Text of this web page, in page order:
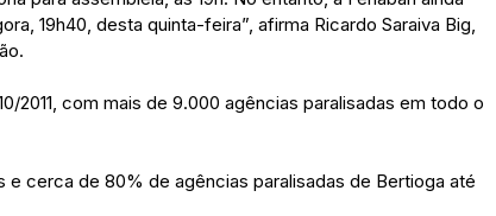
19h40, desta quinta-feira”, afirma Ricardo Saraiva Big,
2011, com mais de 9.000 agências paralisadas em todo o
cerca de 80% de agências paralisadas de Bertioga até